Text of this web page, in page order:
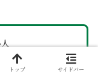
トップ サイドバー